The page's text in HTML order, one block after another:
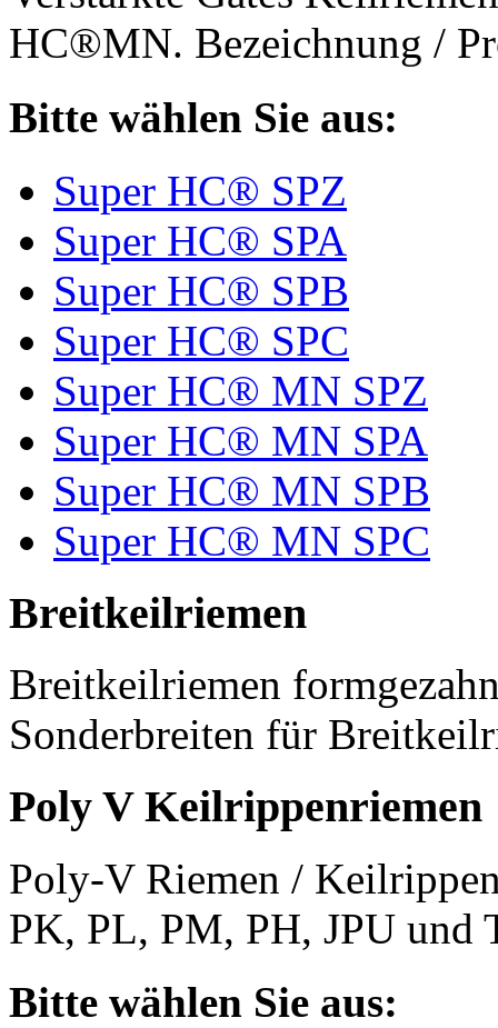
HC®MN. Bezeichnung /
Bitte wählen Sie aus:
Super HC® SPZ
Super HC® SPA
Super HC® SPB
Super HC® SPC
Super HC® MN SPZ
Super HC® MN SPA
Super HC® MN SPB
Super HC® MN SPC
Breitkeilriemen
Breitkeilriemen
Sonderbreiten für
Poly V Keilrippenriemen
Poly-V Riemen /
PK, PL, PM, PH, JPU und
Bitte wählen Sie aus: